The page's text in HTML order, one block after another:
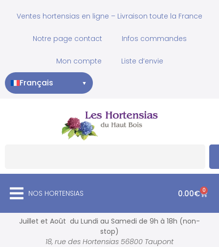
Ventes hortensias en ligne – Livraison toute la France
Notre page contact Infos commandes
Mon compte Liste d’envie
Français ▼
NOS HORTENSIAS 0.00€ 0
Juillet et Août du Lundi au Samedi de 9h à 18h (non-
stop)
18, rue des Hortensias 56800 Taupont